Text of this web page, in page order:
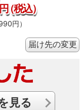
（税込）
円）
届け先の変更
見る